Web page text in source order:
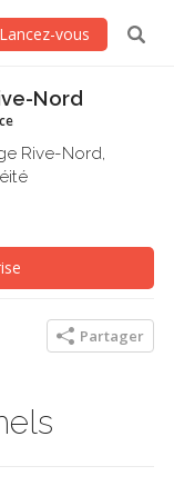
Lancez-vous
Nord
Rive-Nord,
Partager